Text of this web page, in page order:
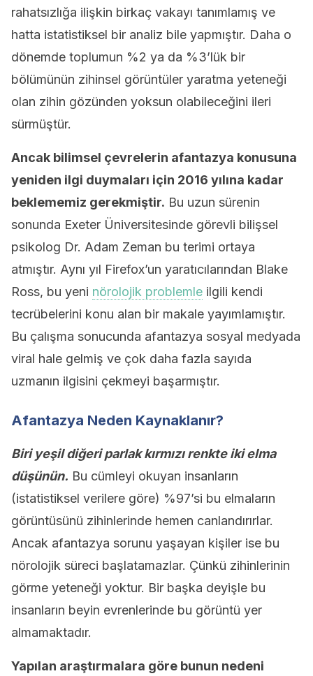
rahatsızlığa ilişkin birkaç vakayı tanımlamış ve
hatta istatistiksel bir analiz bile yapmıştır. Daha o
dönemde toplumun %2 ya da %3’lük bir
bölümünün zihinsel görüntüler yaratma yeteneği
olan zihin gözünden yoksun olabileceğini ileri
sürmüştür.
Ancak bilimsel çevrelerin afantazya konusuna
yeniden ilgi duymaları için 2016 yılına kadar
beklememiz gerekmiştir. Bu uzun sürenin
sonunda Exeter Üniversitesinde görevli bilişsel
psikolog Dr. Adam Zeman bu terimi ortaya
atmıştır. Aynı yıl Firefox’un yaratıcılarından Blake
Ross, bu yeni nörolojik problemle ilgili kendi
tecrübelerini konu alan bir makale yayımlamıştır.
Bu çalışma sonucunda afantazya sosyal medyada
viral hale gelmiş ve çok daha fazla sayıda
uzmanın ilgisini çekmeyi başarmıştır.
Afantazya Neden Kaynaklanır?
Biri yeşil diğeri parlak kırmızı renkte iki elma
düşünün. Bu cümleyi okuyan insanların
(istatistiksel verilere göre) %97’si bu elmaların
görüntüsünü zihinlerinde hemen canlandırırlar.
Ancak afantazya sorunu yaşayan kişiler ise bu
nörolojik süreci başlatamazlar. Çünkü zihinlerinin
görme yeteneği yoktur. Bir başka deyişle bu
insanların beyin evrenlerinde bu görüntü yer
almamaktadır.
Yapılan araştırmalara göre bunun nedeni